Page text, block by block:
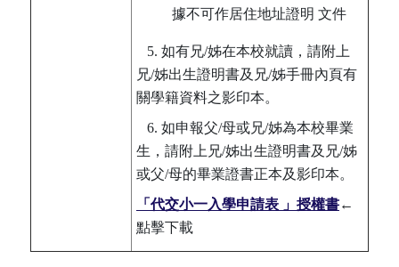
據不可作居住地址證明 文件
5. 如有兄/姊在本校就讀，請附上
兄/姊出生證明書及兄/姊手冊內頁有
關學籍資料之影印本。
6. 如申報父/母或兄/姊為本校畢業
生，請附上兄/姊出生證明書及兄/姊
或父/母的畢業證書正本及影印本。
「代交小一入學申請表 」授權書←
點擊下載